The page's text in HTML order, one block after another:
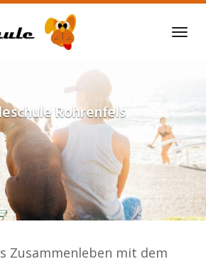
Rohrenfels
Zusammenleben mit dem